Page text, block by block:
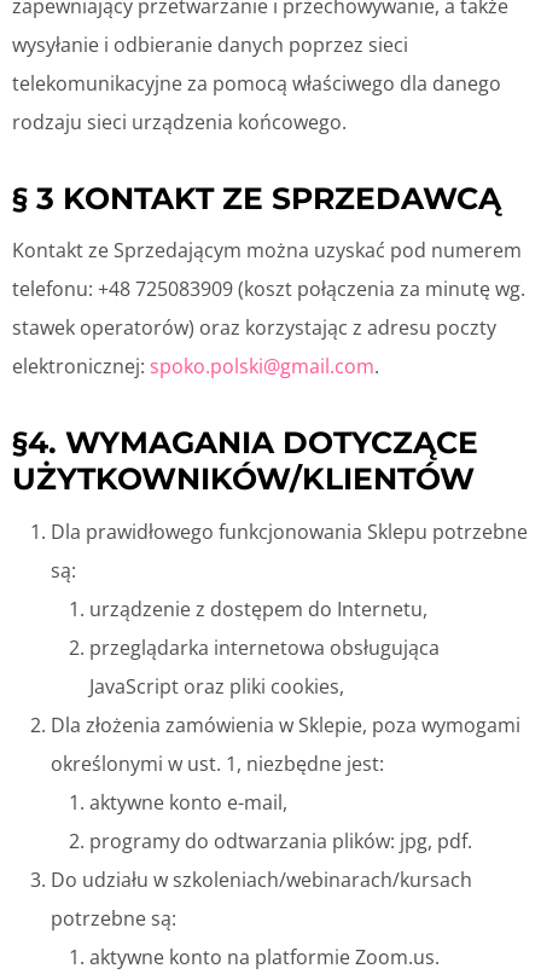
zapewniający przetwarzanie i przechowywanie, a także
wysyłanie i odbieranie danych poprzez sieci
telekomunikacyjne za pomocą właściwego dla danego
rodzaju sieci urządzenia końcowego.
§ 3 KONTAKT ZE SPRZEDAWCĄ
Kontakt ze Sprzedającym można uzyskać pod numerem
telefonu: +48 725083909 (koszt połączenia za minutę wg.
stawek operatorów) oraz korzystając z adresu poczty
elektronicznej: spoko.polski@gmail.com.
§4. WYMAGANIA DOTYCZĄCE
UŻYTKOWNIKÓW/KLIENTÓW
Dla prawidłowego funkcjonowania Sklepu potrzebne
są:
urządzenie z dostępem do Internetu,
przeglądarka internetowa obsługująca
JavaScript oraz pliki cookies,
Dla złożenia zamówienia w Sklepie, poza wymogami
określonymi w ust. 1, niezbędne jest:
aktywne konto e-mail,
programy do odtwarzania plików: jpg, pdf.
Do udziału w szkoleniach/webinarach/kursach
potrzebne są:
aktywne konto na platformie Zoom.us.